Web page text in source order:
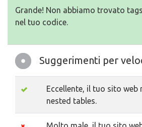
Grande! Non abbiamo trovato
nel tuo codice.
Suggerimenti per
Eccellente, il tuo sito web
nested tables.